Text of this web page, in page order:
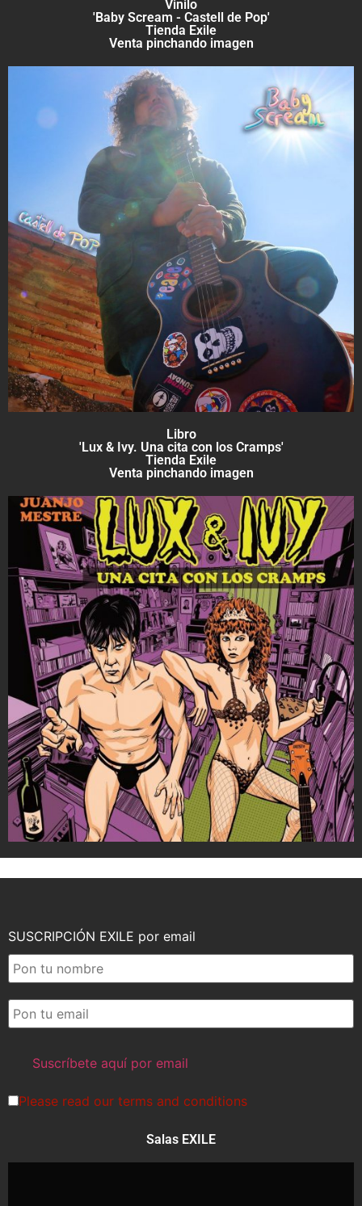
Vinilo
'Baby Scream - Castell de Pop'
Tienda Exile
Venta pinchando imagen
Libro
'Lux & Ivy. Una cita con los Cramps'
Tienda Exile
Venta pinchando imagen
SUSCRIPCIÓN EXILE por email
Please read our terms and conditions
Salas EXILE